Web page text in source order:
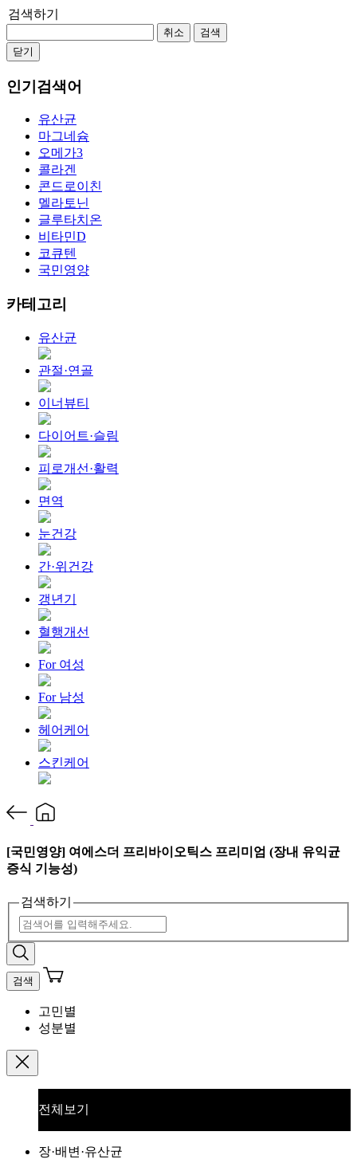
검색하기
취소
검색
닫기
인기검색어
유산균
마그네슘
오메가3
콜라겐
콘드로이친
멜라토닌
글루타치온
비타민D
코큐텐
국민영양
카테고리
유산균
관절·연골
이너뷰티
다이어트·슬림
피로개선·활력
면역
눈건강
간·위건강
갱년기
혈행개선
For 여성
For 남성
헤어케어
스킨케어
[국민영양] 여에스더 프리바이오틱스 프리미엄 (장내 유익균
증식 기능성)
검색하기
검색
고민별
성분별
전체보기
장·배변·유산균